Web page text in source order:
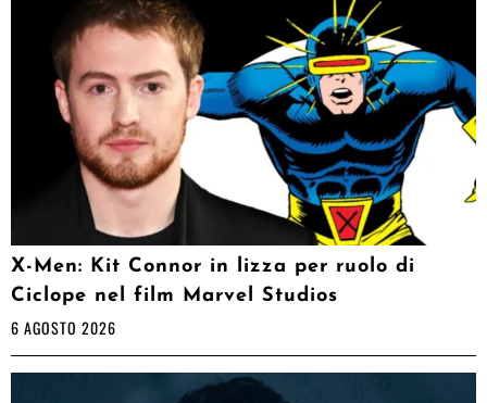
X-Men: Kit Connor in lizza per ruolo di
Ciclope nel film Marvel Studios
6 AGOSTO 2026